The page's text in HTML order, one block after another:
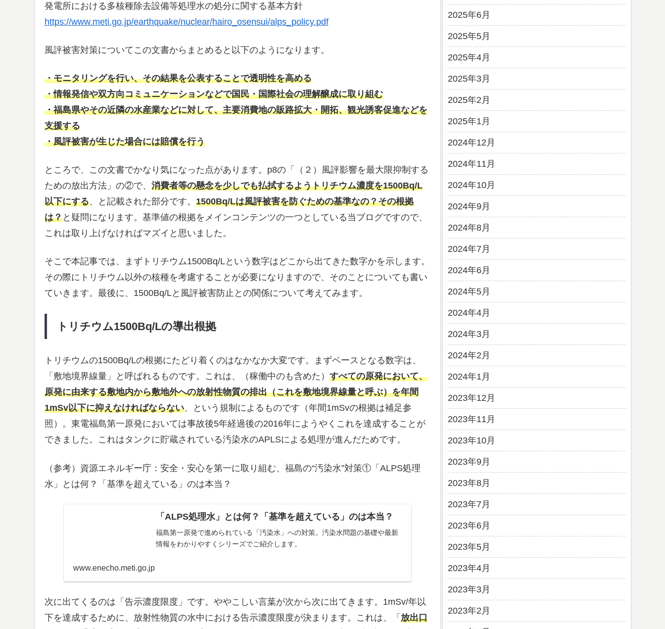
発電所における多核種除去設備等処理水の処分に関する基本方針
https://www.meti.go.jp/earthquake/nuclear/hairo_osensui/alps_policy.pdf
風評被害対策についてこの文書からまとめると以下のようになります。
・モニタリングを行い、その結果を公表することで透明性を高める
・情報発信や双方向コミュニケーションなどで国民・国際社会の理解醸成に取り組む
・福島県やその近隣の水産業などに対して、主要消費地の販路拡大・開拓、観光誘客促進などを
支援する
・風評被害が生じた場合には賠償を行う
ところで、この文書でかなり気になった点があります。p8の「（２）風評影響を最大限抑制する
ための放出方法」の②で、 消費者等の懸念を少しでも払拭するようトリチウム濃度を1500Bq/L
以下にする、と記載された部分です。 1500Bq/Lは風評被害を防ぐための基準なの？その根拠
は？と疑問になります。基準値の根拠をメインコンテンツの一つとしている当ブログですので、
これは取り上げなければマズイと思いました。
そこで本記事では、まずトリチウム1500Bq/Lという数字はどこから出てきた数字かを示します。
その際にトリチウム以外の核種を考慮することが必要になりますので、そのことについても書い
ていきます。最後に、1500Bq/Lと風評被害防止との関係について考えてみます。
トリチウム1500Bq/Lの導出根拠
トリチウムの1500Bq/Lの根拠にたどり着くのはなかなか大変です。まずベースとなる数字は、
「敷地境界線量」と呼ばれるものです。これは、（稼働中のも含めた） すべての原発において、
原発に由来する敷地内から敷地外への放射性物質の排出（これを敷地境界線量と呼ぶ）を年間
1mSv以下に抑えなければならない、という規制によるものです（年間1mSvの根拠は補足参
照）。東電福島第一原発においては事故後5年経過後の2016年にようやくこれを達成することが
できました。これはタンクに貯蔵されている汚染水のAPLSによる処理が進んだためです。
（参考）資源エネルギー庁：安全・安心を第一に取り組む、福島の“汚染水”対策①「ALPS処理
水」とは何？「基準を超えている」のは本当？
「ALPS処理水」とは何？「基準を超えている」のは本当？
福島第一原発で進められている「汚染水」への対策。汚染水問題の基礎や最新
情報をわかりやすくシリーズでご紹介します。
www.enecho.meti.go.jp
次に出てくるのは「告示濃度限度」です。ややこしい言葉が次から次に出てきます。1mSv/年以
下を達成するために、放射性物質の水中における告示濃度限度が決まります。これは、「 放出口
2025年6月
2025年5月
2025年4月
2025年3月
2025年2月
2025年1月
2024年12月
2024年11月
2024年10月
2024年9月
2024年8月
2024年7月
2024年6月
2024年5月
2024年4月
2024年3月
2024年2月
2024年1月
2023年12月
2023年11月
2023年10月
2023年9月
2023年8月
2023年7月
2023年6月
2023年5月
2023年4月
2023年3月
2023年2月